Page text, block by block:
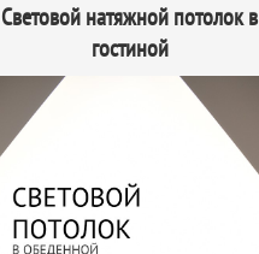
Световой натяжной потолок в
гостиной